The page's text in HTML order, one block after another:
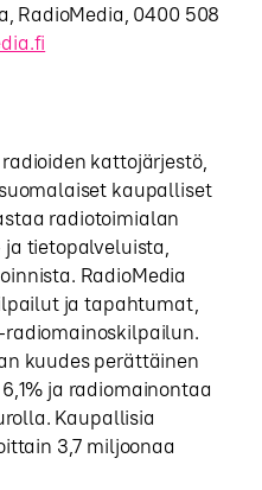
RadioMedia, 0400 508
kattojärjestö,
kaupalliset
radiotoimialan
tietopalveluista,
RadioMedia
ja tapahtumat,
kuudes perättäinen
ja radiomainontaa
Kaupallisia
3,7 miljoonaa